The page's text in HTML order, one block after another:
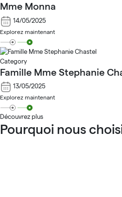
Mme Monna
14/05/2025
Explorez maintenant
Category
Famille Mme Stephanie
13/05/2025
Explorez maintenant
Découvrez plus
Pourquoi nous